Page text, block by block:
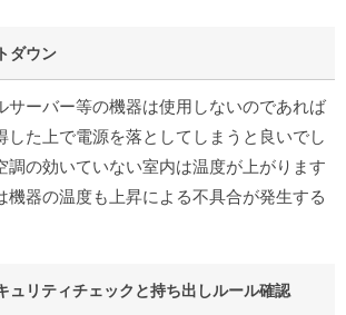
ダウン
サーバー等の機器は使用しないのであれば
した上で電源を落としてしまうと良いでし
調の効いていない室内は温度が上がります
機器の温度も上昇による不具合が発生する
ュリティチェックと持ち出しルール確認